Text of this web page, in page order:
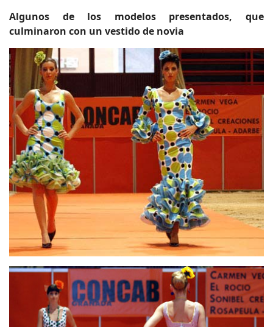
Algunos de los modelos presentados, que
culminaron con un vestido de novia